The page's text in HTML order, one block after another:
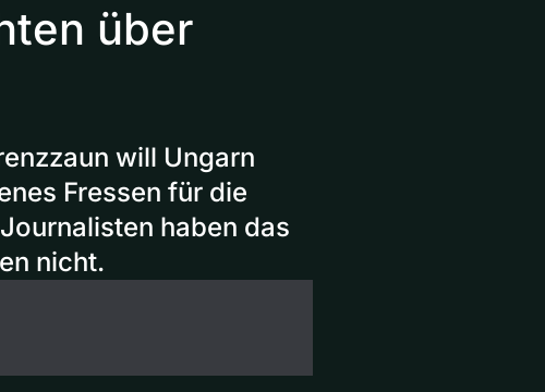
über
will Ungarn
Fressen für die
haben das
nicht.